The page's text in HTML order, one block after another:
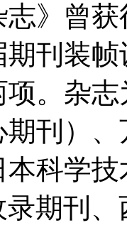
志》曾
刊装
。杂
期刊）
科学
录期刊